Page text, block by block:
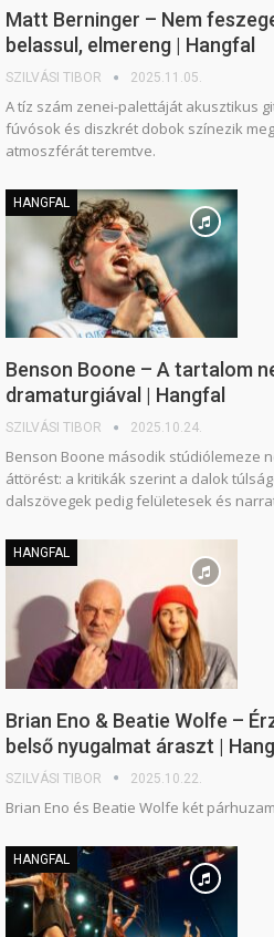
Matt Berninger – Nem
belassul, elmereng | Hangfal
SZILVÁSI TIBOR 2025.11.05.
A tíz szám zenei-palettáját akusztikus
fúvósok és diszkrét dobok színezik
atmoszférát teremtve.
HANGFAL
Benson Boone – A tartalom
dramaturgiával | Hangfal
SZILVÁSI TIBOR 2025.10.24.
Benson Boone második stúdiólemeze
áttörést: a kritikák szerint a dalok
dalszövegek pedig felületesek és
HANGFAL
Brian Eno & Beatie Wolfe –
belső nyugalmat áraszt |
SZILVÁSI TIBOR 2025.10.22.
Brian Eno és Beatie Wolfe két
HANGFAL